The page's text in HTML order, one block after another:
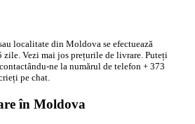
localitate din Moldova se efectuează
Vezi mai jos prețurile de livrare. Puteți
ne la numărul de telefon + 373
pe chat.
în Moldova